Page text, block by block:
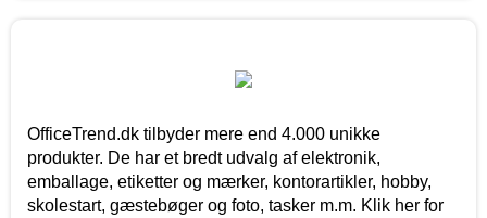
OfficeTrend.dk tilbyder mere end 4.000 unikke
produkter. De har et bredt udvalg af elektronik,
emballage, etiketter og mærker, kontorartikler, hobby,
skolestart, gæstebøger og foto, tasker m.m. Klik her for